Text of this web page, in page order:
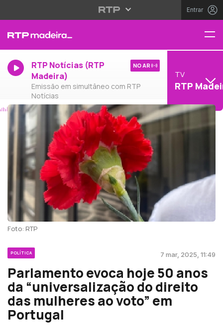
Entrar
RTP Notícias (RTP
Madeira)
Emissão em simultâneo com RTP
Notícias
NO AR
TV
RTP
Foto: RTP
POLÍTICA 7 mar, 2025, 11:49
Parlamento evoca hoje 50 anos
da “universalização do direito
das mulheres ao voto” em
Portugal